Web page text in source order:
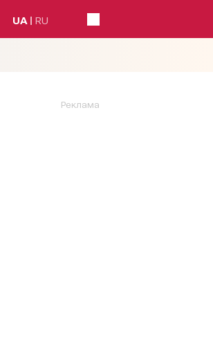
UA RU
Реклама